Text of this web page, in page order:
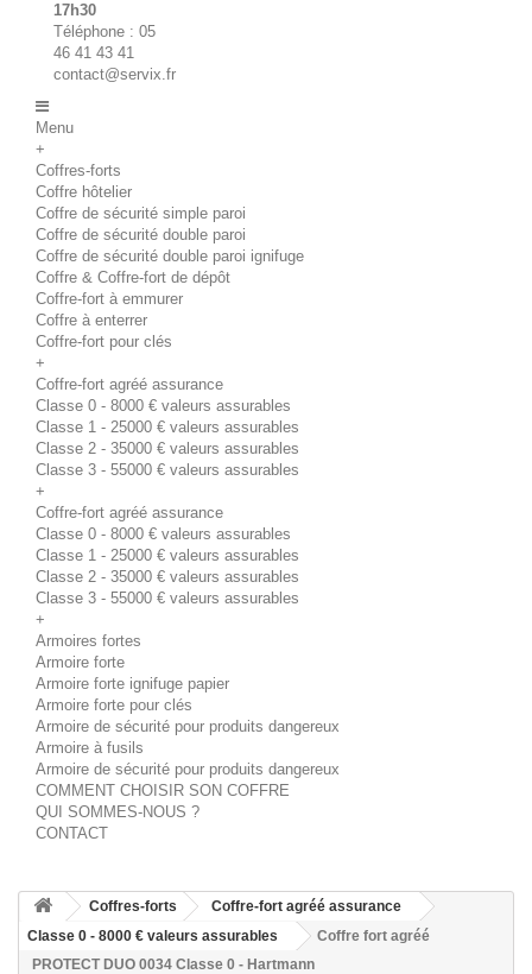
17h30
Téléphone : 05
46 41 43 41
contact@servix.fr
Menu
+
Coffres-forts
Coffre hôtelier
Coffre de sécurité simple paroi
Coffre de sécurité double paroi
Coffre de sécurité double paroi ignifuge
Coffre & Coffre-fort de dépôt
Coffre-fort à emmurer
Coffre à enterrer
Coffre-fort pour clés
+
Coffre-fort agréé assurance
Classe 0 - 8000 € valeurs assurables
Classe 1 - 25000 € valeurs assurables
Classe 2 - 35000 € valeurs assurables
Classe 3 - 55000 € valeurs assurables
+
Coffre-fort agréé assurance
Classe 0 - 8000 € valeurs assurables
Classe 1 - 25000 € valeurs assurables
Classe 2 - 35000 € valeurs assurables
Classe 3 - 55000 € valeurs assurables
+
Armoires fortes
Armoire forte
Armoire forte ignifuge papier
Armoire forte pour clés
Armoire de sécurité pour produits dangereux
Armoire à fusils
Armoire de sécurité pour produits dangereux
COMMENT CHOISIR SON COFFRE
QUI SOMMES-NOUS ?
CONTACT
Coffres-forts
Coffre-fort agréé assurance
Classe 0 - 8000 € valeurs assurables
Coffre fort agréé
PROTECT DUO 0034 Classe 0 - Hartmann